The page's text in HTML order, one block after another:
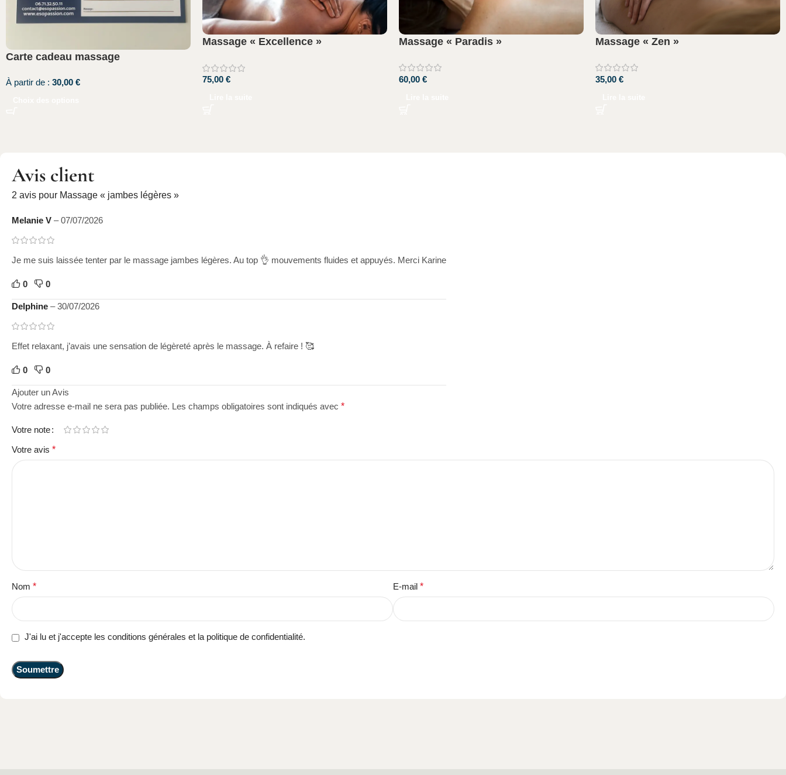
Carte cadeau massage
À partir de : 30,00 €
Massage « Excellence »
75,00 €
Massage « Paradis »
60,00 €
Massage « Zen »
35,00 €
Avis client
2 avis pour Massage « jambes légères »
Melanie V – 07/07/2026
Je me suis laissée tenter par le massage jambes légères. Au top 👌 mouvements fluides et appuyés. Merci Karine
0 0
Delphine – 30/07/2026
Effet relaxant, j’avais une sensation de légèreté après le massage. À refaire ! 🥰
0 0
Ajouter un Avis
Votre adresse e-mail ne sera pas publiée. Les champs obligatoires sont indiqués avec *
Votre note
Votre avis *
Nom * E-mail *
J'ai lu et j'accepte les conditions générales et la politique de confidentialité.